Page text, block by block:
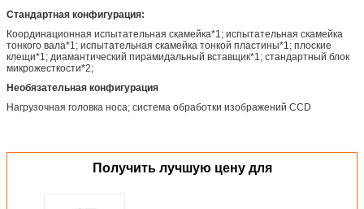
Стандартная конфигурация:
Координационная испытательная скамейка*1; испытательная скамейка
тонкого вала*1; испытательная скамейка тонкой пластины*1; плоские
клещи*1; диамантический пирамидальный вставщик*1; стандартный блок
микрожесткости*2;
Необязательная конфигурация
Нагрузочная головка носа; система обработки изображений CCD
Получить лучшую цену для